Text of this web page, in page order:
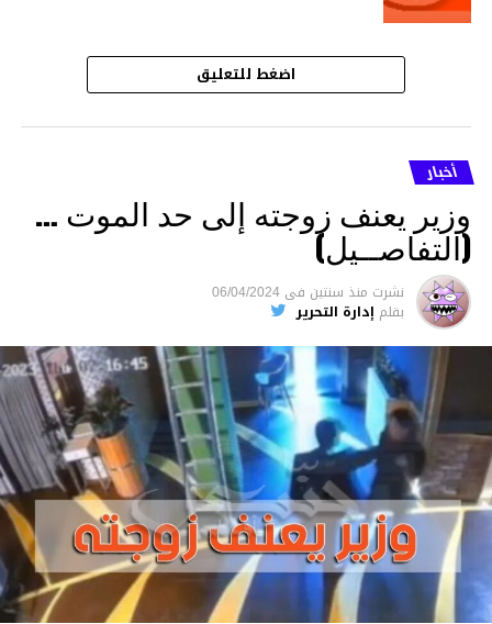
اضغط للتعليق
أخبار
وزير يعنف زوجته إلى حد الموت …
(التفاصــيل)
نشرت منذ سنتين فى 06/04/2024
بقلم إدارة التحرير